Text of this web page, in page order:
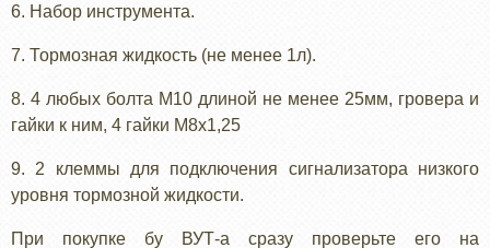
6. Набор инструмента.
7. Тормозная жидкость (не менее 1л).
8. 4 любых болта М10 длиной не менее 25мм, гровера и
гайки к ним, 4 гайки М8х1,25
9. 2 клеммы для подключения сигнализатора низкого
уровня тормозной жидкости.
При покупке бу ВУТ-а сразу проверьте его на